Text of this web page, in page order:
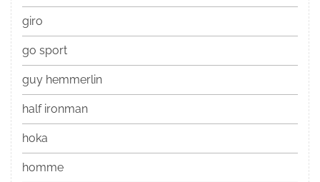
giro
go sport
guy hemmerlin
half ironman
hoka
homme